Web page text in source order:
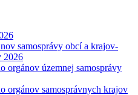
samosprávy obcí a krajov-
2026
orgánov územnej samosprávy
orgánov samosprávnych krajov